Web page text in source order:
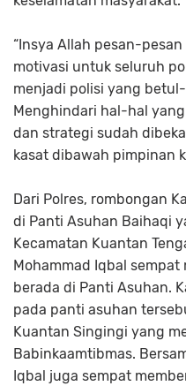
“Insya Allah pesan-
motivasi untuk seluruh
menjadi polisi yang
Menghindari hal-hal
dan strategi sudah
kasat dibawah pimpinan
Dari Polres, rombongan
di Panti Asuhan Baihaqi
Kecamatan Kuantan
Mohammad Iqbal
berada di Panti Asuhan.
pada panti asuhan
Kuantan Singingi yang
Babinkaamtibmas.
Iqbal juga sempat